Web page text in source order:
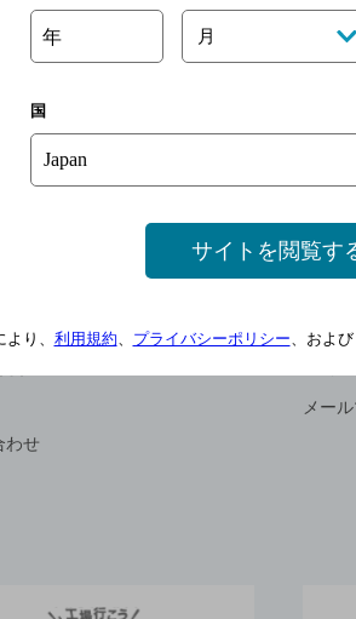
しむ
ーン
東京サ
わせ
メー
年 月
国
サイトを閲覧す
り、 利用規約、 プライバシーポリシー、およ